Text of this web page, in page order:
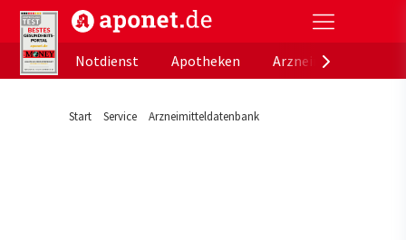
aponet.de - Das offizielle Gesundheitsportal der
Notdienst
Apotheken
Start Service Arzneimitteldatenbank